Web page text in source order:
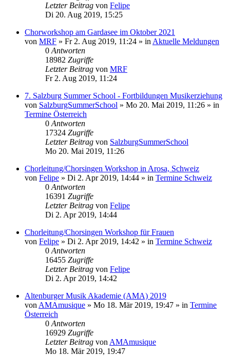
Letzter Beitrag von Felipe
Di 20. Aug 2019, 15:25
Chorworkshop am Gardasee im Oktober 2021
von MRF » Fr 2. Aug 2019, 11:24 » in Aktuelle Meldungen
0 Antworten
18982 Zugriffe
Letzter Beitrag von MRF
Fr 2. Aug 2019, 11:24
7. Salzburg Summer School - Fortbildungen Musikerziehung
von SalzburgSummerSchool » Mo 20. Mai 2019, 11:26 » in
Termine Österreich
0 Antworten
17324 Zugriffe
Letzter Beitrag von SalzburgSummerSchool
Mo 20. Mai 2019, 11:26
Chorleitung/Chorsingen Workshop in Arosa, Schweiz
von Felipe » Di 2. Apr 2019, 14:44 » in Termine Schweiz
0 Antworten
16391 Zugriffe
Letzter Beitrag von Felipe
Di 2. Apr 2019, 14:44
Chorleitung/Chorsingen Workshop für Frauen
von Felipe » Di 2. Apr 2019, 14:42 » in Termine Schweiz
0 Antworten
16455 Zugriffe
Letzter Beitrag von Felipe
Di 2. Apr 2019, 14:42
Altenburger Musik Akademie (AMA) 2019
von AMAmusique » Mo 18. Mär 2019, 19:47 » in Termine
Österreich
0 Antworten
16929 Zugriffe
Letzter Beitrag von AMAmusique
Mo 18. Mär 2019, 19:47